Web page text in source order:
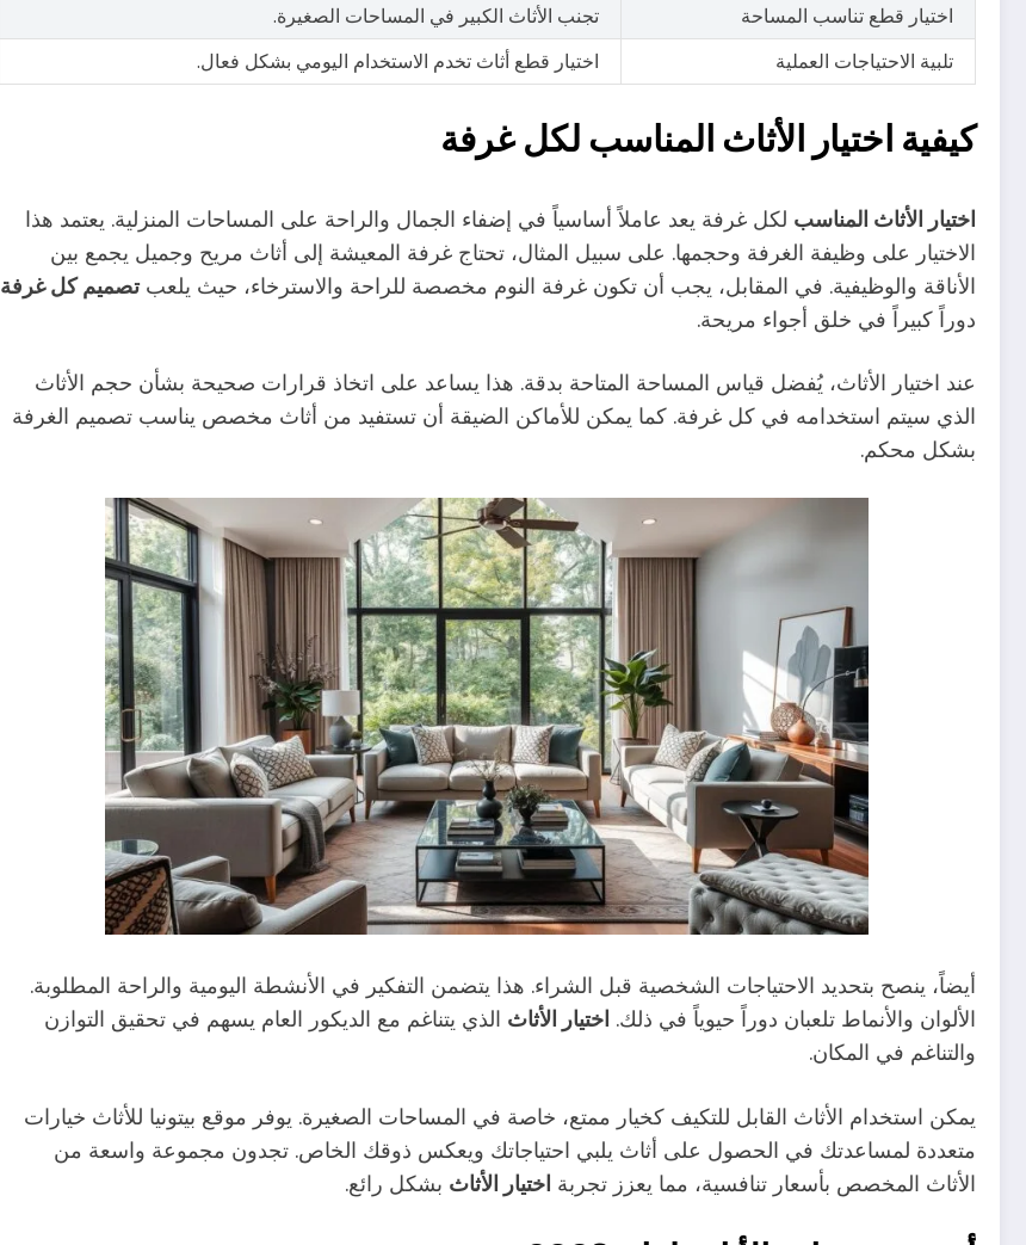
اختيار قطع تناسب المساحة
تجنب الأثاث الكبير في المساحات الصغيرة.
تلبية الاحتياجات العملية
اختيار قطع أثاث تخدم الاستخدام اليومي بشكل فعال.
كيفية اختيار الأثاث المناسب لكل غرفة
اختيار الأثاث المناسب لكل غرفة يعد عاملاً أساسياً في إضفاء الجمال والراحة على المساحات المنزلية. يعتمد هذا
الاختيار على وظيفة الغرفة وحجمها. على سبيل المثال، تحتاج غرفة المعيشة إلى أثاث مريح وجميل يجمع بين
الأناقة والوظيفية. في المقابل، يجب أن تكون غرفة النوم مخصصة للراحة والاسترخاء، حيث يلعبتصميم كل غرفة
دوراً كبيراً في خلق أجواء مريحة.
عند اختيار الأثاث، يُفضل قياس المساحة المتاحة بدقة. هذا يساعد على اتخاذ قرارات صحيحة بشأن حجم الأثاث
الذي سيتم استخدامه في كل غرفة. كما يمكن للأماكن الضيقة أن تستفيد من أثاث مخصص يناسب تصميم الغرفة
بشكل محكم.
أيضاً، ينصح بتحديد الاحتياجات الشخصية قبل الشراء. هذا يتضمن التفكير في الأنشطة اليومية والراحة المطلوبة.
الألوان والأنماط تلعبان دوراً حيوياً في ذلك. اختيار الأثاث الذي يتناغم مع الديكور العام يسهم في تحقيق التوازن
والتناغم في المكان.
يمكن استخدام الأثاث القابل للتكيف كخيار ممتع، خاصة في المساحات الصغيرة. يوفر موقع بيتونيا للأثاث خيارات
متعددة لمساعدتك في الحصول على أثاث يلبي احتياجاتك ويعكس ذوقك الخاص. تجدون مجموعة واسعة من
الأثاث المخصص بأسعار تنافسية، مما يعزز تجربة اختيار الأثاث بشكل رائع.